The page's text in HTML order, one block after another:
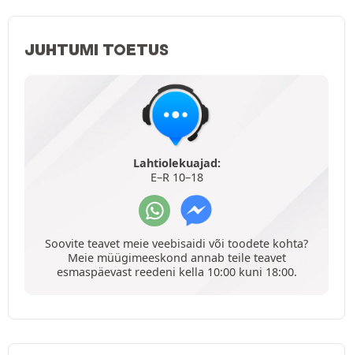
JUHTUMI TOETUS
Lahtiolekuajad:
E–R 10–18
Soovite teavet meie veebisaidi või toodete kohta?
Meie müügimeeskond annab teile teavet
esmaspäevast reedeni kella 10:00 kuni 18:00.